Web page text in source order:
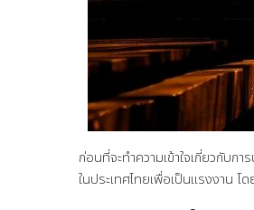
ก่อนที่จะทำความเข้าใจเกี่ยวกับการ
ในประเทศไทยเพื่อเป็นแรงงาน โ